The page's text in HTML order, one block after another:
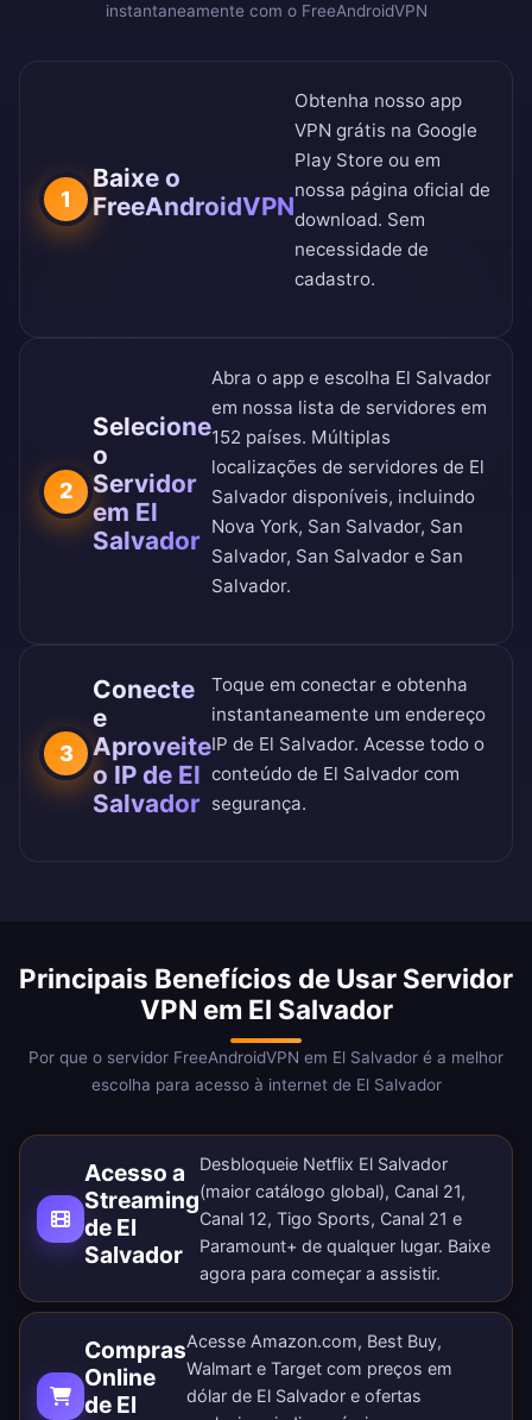
instantaneamente com o FreeAndroidVPN
1
Baixe o
FreeAndroidVPN
Obtenha nosso app
VPN grátis na Google
Play Store ou em
nossa página oficial de
download. Sem
necessidade de
cadastro.
2
Selecione
o
Servidor
em El
Salvador
Abra o app e escolha El Salvador
em nossa lista de servidores em
152 países. Múltiplas
localizações de servidores de El
Salvador disponíveis, incluindo
Nova York, San Salvador, San
Salvador, San Salvador e San
Salvador.
3
Conecte
e
Aproveite
o IP de El
Salvador
Toque em conectar e obtenha
instantaneamente um endereço
IP de El Salvador. Acesse todo o
conteúdo de El Salvador com
segurança.
Principais Benefícios de Usar Servidor
VPN em El Salvador
Por que o servidor FreeAndroidVPN em El Salvador é a melhor
escolha para acesso à internet de El Salvador
Acesso a
Streaming
de El
Salvador
Desbloqueie Netflix El Salvador
(maior catálogo global), Canal 21,
Canal 12, Tigo Sports, Canal 21 e
Paramount+ de qualquer lugar. Baixe
agora para começar a assistir.
Compras
Online
de El
Acesse Amazon.com, Best Buy,
Walmart e Target com preços em
dólar de El Salvador e ofertas